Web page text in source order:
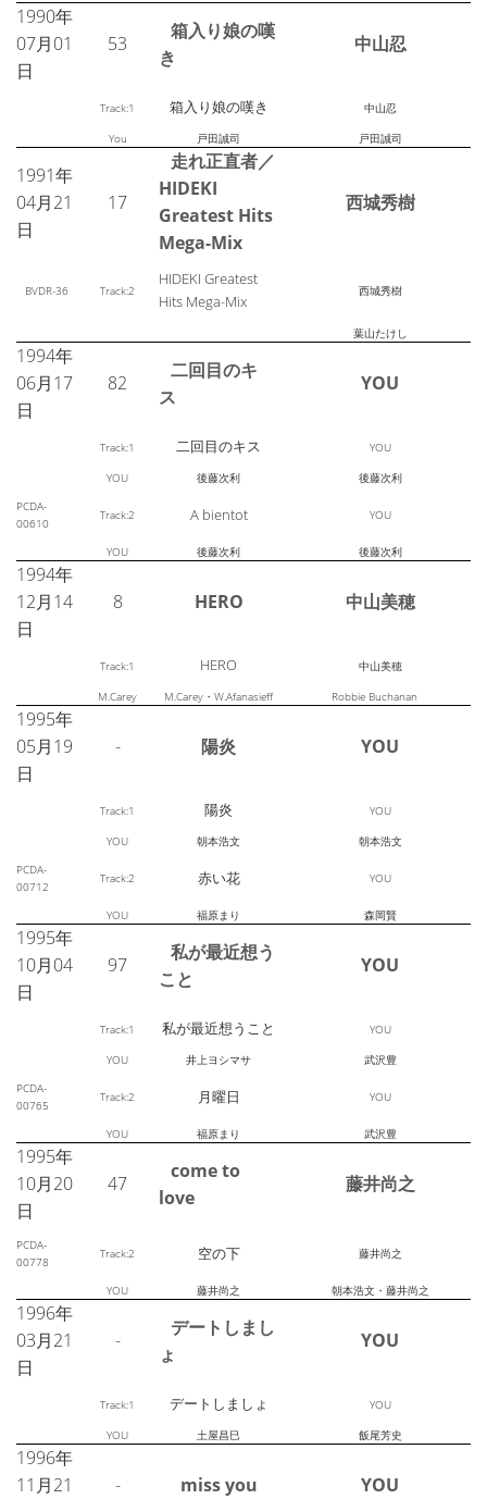
1990年
07月01
日
53
箱入り娘の嘆
き
中山忍
Track:1 箱入り娘の嘆き 中山忍
You 戸田誠司 戸田誠司
1991年
04月21
日
17
走れ正直者／
HIDEKI
Greatest Hits
Mega-Mix
西城秀樹
BVDR-36 Track:2
HIDEKI Greatest
Hits Mega-Mix
西城秀樹
葉山たけし
1994年
06月17
日
82
二回目のキ
ス
YOU
Track:1 二回目のキス YOU
YOU 後藤次利
後藤次利
PCDA-
00610
Track:2 A bientot YOU
YOU 後藤次利 後藤次利
1994年
12月14
日
8 HERO 中山美穂
Track:1 HERO 中山美穂
M.Carey M.Carey・W.Afanasieff Robbie Buchanan
1995年
05月19
日
- 陽炎 YOU
Track:1 陽炎 YOU
YOU 朝本浩文
朝本浩文
PCDA-
00712
Track:2 赤い花 YOU
YOU 福原まり 森岡賢
1995年
10月04
日
97
私が最近想う
こと
YOU
Track:1 私が最近想うこと YOU
YOU 井上ヨシマサ
武沢豊
PCDA-
00765
Track:2 月曜日 YOU
YOU 福原まり 武沢豊
1995年
10月20
日
47
come to
love
藤井尚之
PCDA-
00778
Track:2 空の下 藤井尚之
YOU 藤井尚之 朝本浩文・藤井尚之
1996年
03月21
日
-
デートしまし
ょ
YOU
Track:1 デートしましょ YOU
YOU 土屋昌巳 飯尾芳史
1996年
11月21
- miss you YOU